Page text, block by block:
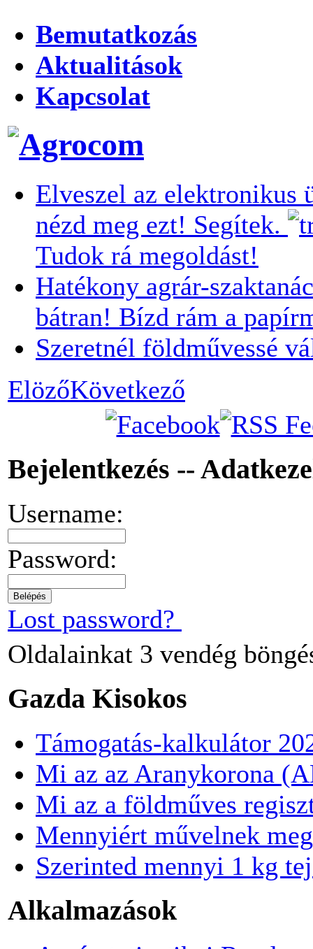
Bemutatkozás
Aktualitások
Kapcsolat
Elveszel az elektronikus
nézd meg ezt! Segítek.
Tudok rá megoldást!
Hatékony agrár-
bátran! Bízd rám a
Szeretnél földművessé
ElözőKövetkező
Bejelentkezés --
Username:
Password:
Lost password?
Oldalainkat 3 vendég
Gazda Kisokos
Támogatás-kalkulátor
Mi az az Aranykorona
Mi az a földműves
Mennyiért művelnek
Szerinted mennyi 1 kg
Alkalmazások